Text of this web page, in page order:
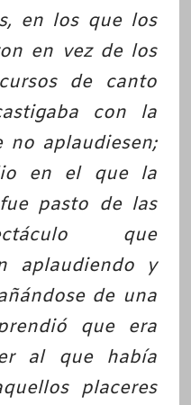
en los que los
en vez de los
de canto
con la
aplaudiesen;
en el que la
pasto de las
que
aplaudiendo y
de una
que era
al que había
placeres